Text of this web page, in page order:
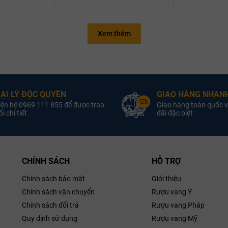
d’Italia
New
Teas
kim cao
Vierre Vino Rosso d’Italia
1 hộp trà Anh Quốc New
English Teas
Jules Destrooper
Hộp quà bằng giấy ép kim cao
1
2 lọ hạt
Xem thêm
LÝ ĐỘC QUYỀN
hệ 0969 111 855 để được trao
chi tiết
GIAO HÀNG
Giao hàng toàn quốc
đãi đặc biệt
CHÍNH SÁCH
Chính sách bảo mật
Chính sách vận chuyển
Chính sách đổi trả
Quy định sử dụng
HỖ TRỢ
Giới thiệu
Rượu vang Ý
Rượu vang Pháp
Rượu vang Mỹ